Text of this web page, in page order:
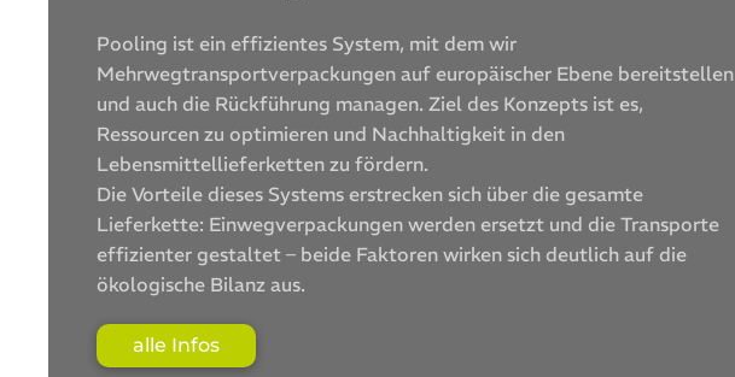
Pooling ist ein effizientes System, mit dem wir
Mehrwegtransportverpackungen auf europäischer Ebene bereitstellen
und auch die Rückführung managen. Ziel des Konzepts ist es,
Ressourcen zu optimieren und Nachhaltigkeit in den
Lebensmittellieferketten zu fördern.
Die Vorteile dieses Systems erstrecken sich über die gesamte
Lieferkette: Einwegverpackungen werden ersetzt und die Transporte
effizienter gestaltet – beide Faktoren wirken sich deutlich auf die
ökologische Bilanz aus.
alle Infos